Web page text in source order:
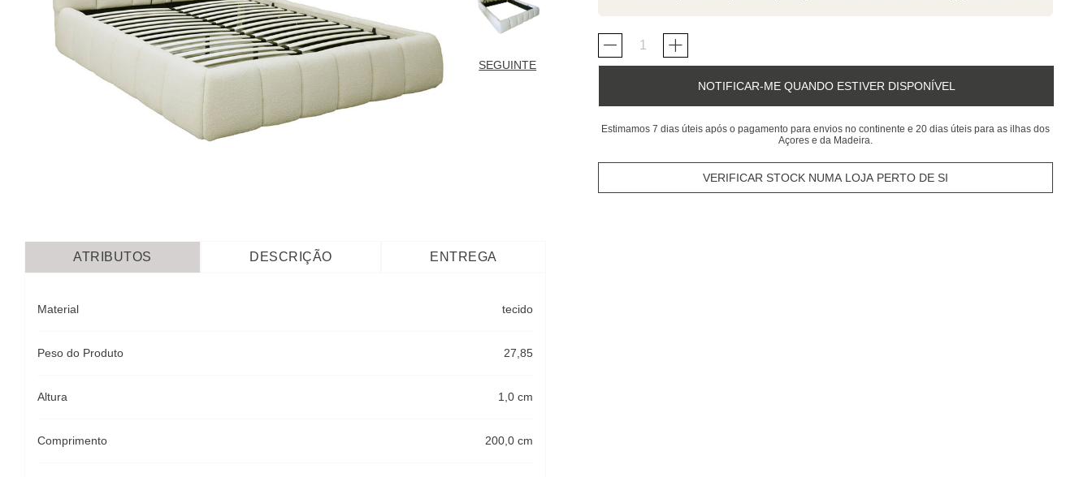
SEGUINTE
NOTIFICAR-ME QUANDO ESTIVER DISPONÍVEL
Estimamos 7 dias úteis após o pagamento para envios no continente e 20 dias úteis para as ilhas dos
Açores e da Madeira.
VERIFICAR STOCK NUMA LOJA PERTO DE SI
ATRIBUTOS DESCRIÇÃO ENTREGA
Material tecido
Peso do Produto 27,85
Altura 1,0 cm
Comprimento 200,0 cm